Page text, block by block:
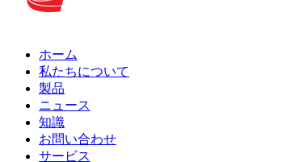
ホーム
私たちについて
製品
ニュース
知識
お問い合わせ
サービス